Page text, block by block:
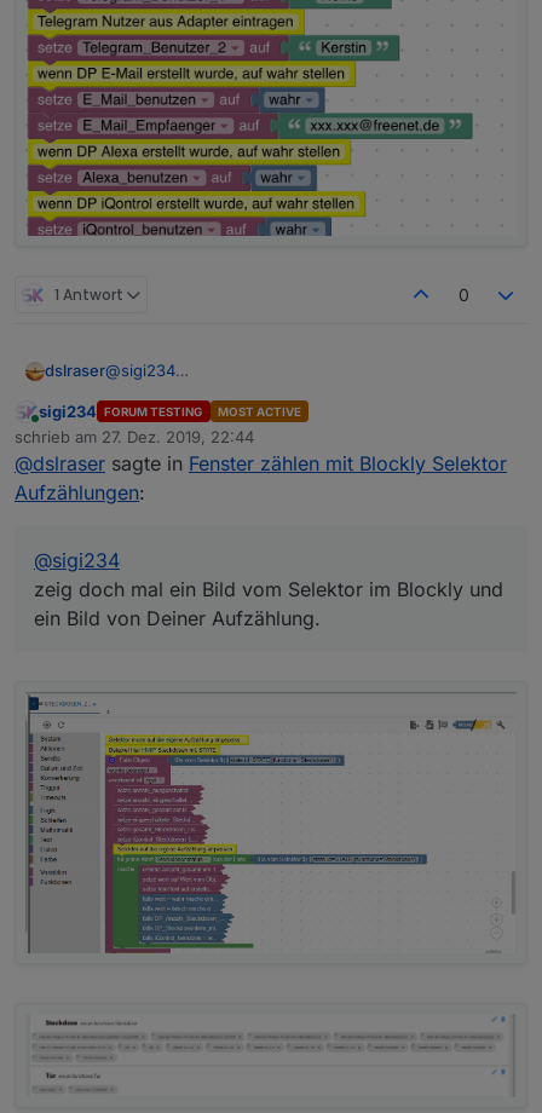
1 Antwort 0
dslraser@sigi234
Bild von Deiner Aufzählung.
Online
sigi234 FORUM TESTING MOST ACTIVE
schrieb am 27. Dez. 2019, 22:44
zuletzt editiert von
@dslraser sagte in Fenster zählen mit Blockly Selektor
Aufzählungen:
@sigi234
zeig doch mal ein Bild vom Selektor im Blockly und
ein Bild von Deiner Aufzählung.